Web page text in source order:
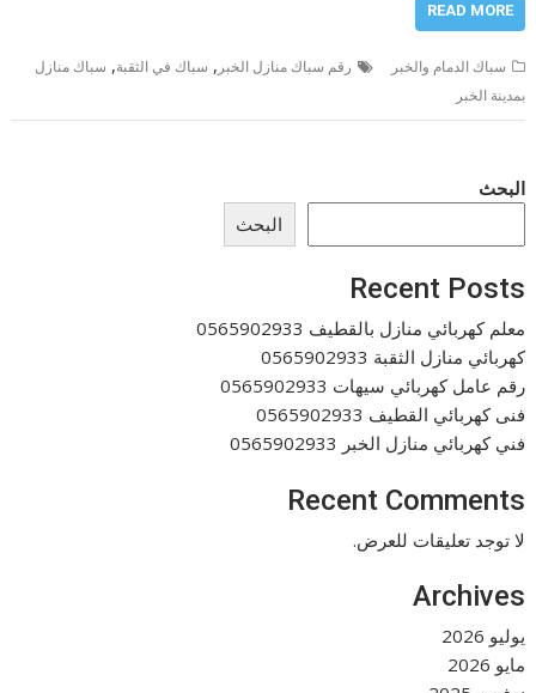
READ MORE
سباك الدمام والخبر رقم سباك منازل الخبر , سباك في الثقبة, سباك منازل
بمدينة الخبر
البحث
البحث
Recent Posts
معلم كهربائي منازل بالقطيف 0565902933
كهربائي منازل الثقبة 0565902933
رقم عامل كهربائي سيهات 0565902933
فنى كهربائي القطيف 0565902933
فني كهربائي منازل الخبر 0565902933
Recent Comments
لا توجد تعليقات للعرض.
Archives
يوليو 2026
مايو 2026